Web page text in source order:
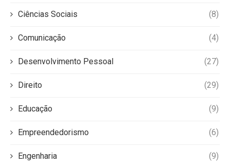
Ciências Sociais (8)
Comunicação (4)
Desenvolvimento Pessoal (27)
Direito (29)
Educação (9)
Empreendedorismo (6)
Engenharia (9)